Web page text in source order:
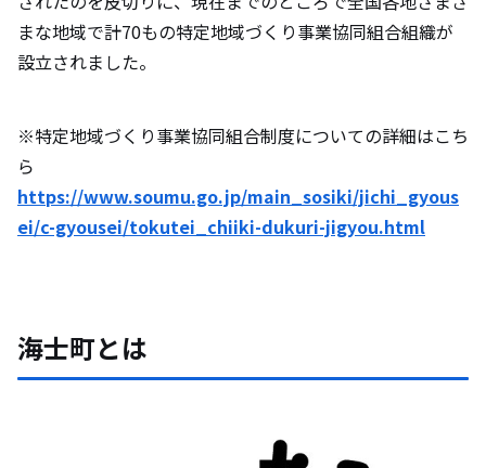
まな地域で計70もの特定地域づくり事業協同組合組織が
設立されました。
※特定地域づくり事業協同組合制度についての詳細はこち
ら
https://www.soumu.go.jp/main_sosiki/jichi_gyous
ei/c-gyousei/tokutei_chiiki-dukuri-jigyou.html
海士町とは